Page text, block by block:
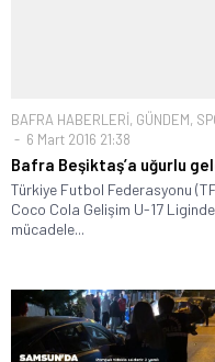
BAFRA HABERLERİ, GÜNDEM,
6 Mart 2016 21:38
Bafra Beşiktaş’a uğurlu
Türkiye Futbol Federasyonu
Coco Cola Gelişim U-17 Liginde
mücadele...